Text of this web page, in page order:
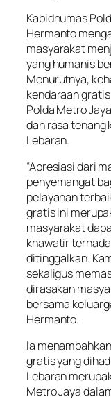
Kabidhumas
Hermanto
masyarakat
yang humanis
Menurutnya,
kendaraan
Polda Metro
dan rasa tenang
Lebaran.
“Apresiasi dari
penyemangat
pelayanan
gratis ini
masyarakat
khawatir
ditinggalkan.
sekaligus
dirasakan
bersama
Hermanto.
Ia
gratis yang
Lebaran
Metro Jaya